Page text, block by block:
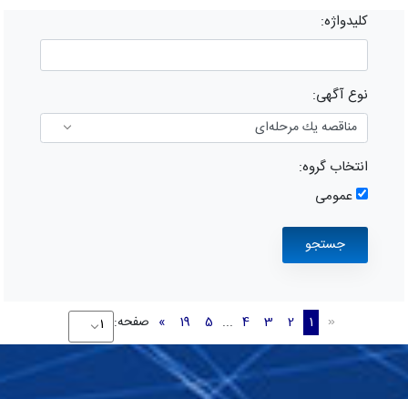
کلیدواژه:
نوع آگهی:
انتخاب گروه:
عمومی
«
1
2
3
4
...
5
19
» صفحه: